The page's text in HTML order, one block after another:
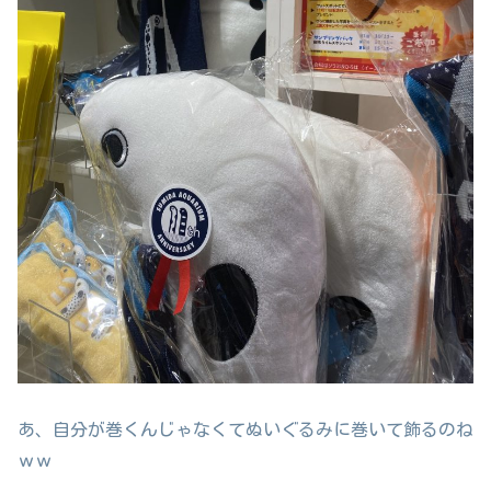
あ、自分が巻くんじゃなくてぬいぐるみに巻いて飾るのね
ｗｗ